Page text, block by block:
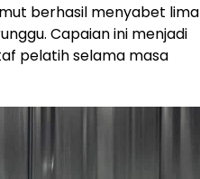
berhasil menyabet lima
Capaian ini menjadi
pelatih selama masa